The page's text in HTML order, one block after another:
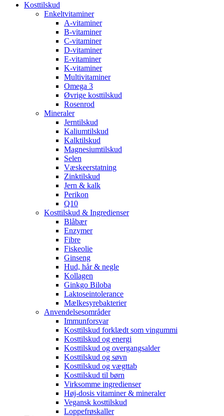
Kosttilskud
Enkeltvitaminer
A-vitaminer
B-vitaminer
C-vitaminer
D-vitaminer
E-vitaminer
K-vitaminer
Multivitaminer
Omega 3
Øvrige kosttilskud
Rosenrod
Mineraler
Jerntilskud
Kaliumtilskud
Kalktilskud
Magnesiumtilskud
Selen
Væskeerstatning
Zinktilskud
Jern & kalk
Perikon
Q10
Kosttilskud & Ingredienser
Blåbær
Enzymer
Fibre
Fiskeolie
Ginseng
Hud, hår & negle
Kollagen
Ginkgo Biloba
Laktoseintolerance
Mælkesyrebakterier
Anvendelsesområder
Immunforsvar
Kosttilskud forklædt som vingummi
Kosttilskud og energi
Kosttilskud og overgangsalder
Kosttilskud og søvn
Kosttilskud og vægttab
Kosttilskud til børn
Virksomme ingredienser
Høj-dosis vitaminer & mineraler
Vegansk kosttilskud
Loppefrøskaller